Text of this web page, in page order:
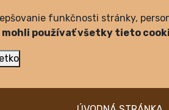
funkčnosti stránky,
mohli používať všetky tieto